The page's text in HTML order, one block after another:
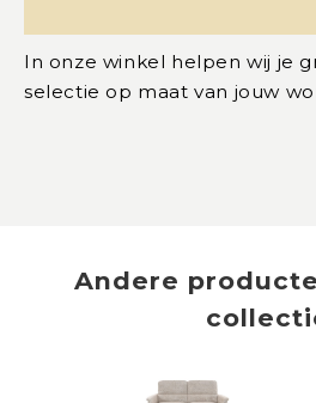
In onze winkel helpen wij je
selectie op maat van jouw
Andere